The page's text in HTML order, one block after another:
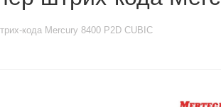
кода Mercury 8400 P2D CUBIC